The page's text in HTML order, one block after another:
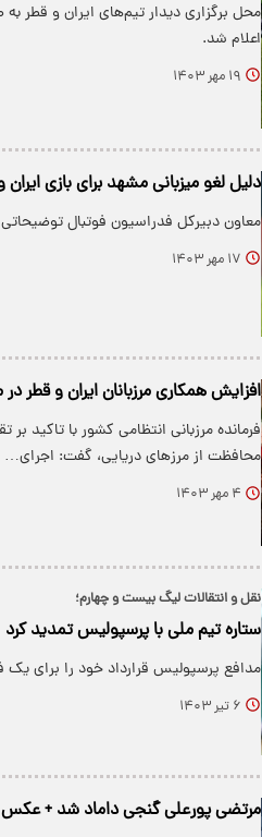
محل برگزاری دیدار تیم‌های ایران و قطر
اعلام شد.
۱۹ مهر ۱۴۰۳
دلیل لغو میزبانی مشهد برای بازی
معاون دبیرکل فدراسیون فوتبال توضیحاتی
۱۷ مهر ۱۴۰۳
افزایش همکاری مرزبانان ایران و قطر
فرمانده مرزبانی انتظامی کشور با تاکید
محافظت از مرزهای دریایی، گفت: اجرای…
۴ مهر ۱۴۰۳
نقل و انتقالات لیگ بیست و چهارم؛
ستاره تیم ملی با پرسپولیس تمدید کرد
مدافع پرسپولیس قرارداد خود را برای یک
۶ تیر ۱۴۰۳
مرتضی پورعلی گنجی داماد شد + عکس